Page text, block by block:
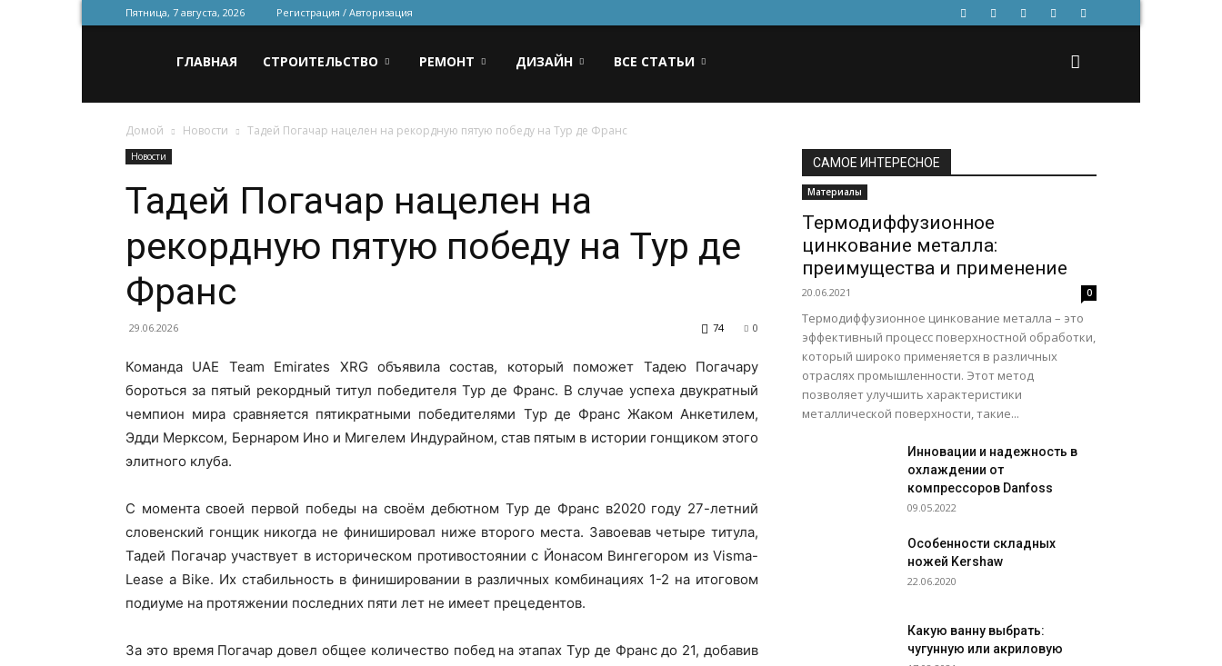
Пятница, 7 августа, 2026 Регистрация / Авторизация
для
строительства
и
ГЛАВНАЯ СТРОИТЕЛЬСТВО РЕМОНТ ДИЗАЙН ВСЕ СТАТЬИ
Домой Новости Тадей Погачар нацелен на рекордную пятую победу на Тур де Франс
Новости
Тадей Погачар нацелен на
рекордную пятую победу на Тур де
Франс
29.06.2026 0
74
Команда UAE Team Emirates XRG объявила состав, который поможет Тадею Погачару
бороться за пятый рекордный титул победителя Тур де Франс. В случае успеха двукратный
чемпион мира сравняется пятикратными победителями Тур де Франс Жаком Анкетилем,
Эдди Мерксом, Бернаром Ино и Мигелем Индурайном, став пятым в истории гонщиком этого
элитного клуба.
С момента своей первой победы на своём дебютном Тур де Франс в2020 году 27-летний
словенский гонщик никогда не финишировал ниже второго места. Завоевав четыре титула,
Тадей Погачар участвует в историческом противостоянии с Йонасом Вингегором из Visma-
Lease a Bike. Их стабильность в финишировании в различных комбинациях 1-2 на итоговом
подиуме на протяжении последних пяти лет не имеет прецедентов.
За это время Погачар довел общее количество побед на этапах Тур де Франс до 21, добавив
САМОЕ ИНТЕРЕСНОЕ
Материалы
Термодиффузионное
цинкование металла:
преимущества и применение
20.06.2021 0
Термодиффузионное цинкование металла – это
эффективный процесс поверхностной обработки,
который широко применяется в различных
отраслях промышленности. Этот метод
позволяет улучшить характеристики
металлической поверхности, такие...
Инновации и надежность в
охлаждении от
компрессоров Danfoss
09.05.2022
Особенности складных
ножей Kershaw
22.06.2020
Какую ванну выбрать:
чугунную или акриловую